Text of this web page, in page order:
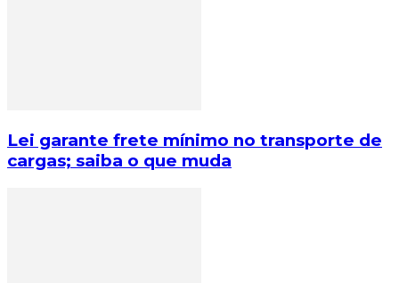
Lei garante frete mínimo no transporte de
cargas; saiba o que muda